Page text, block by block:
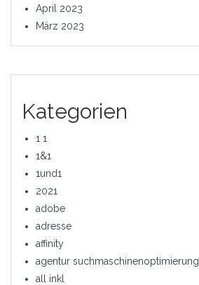
April 2023
März 2023
Kategorien
1 1
1&1
1und1
2021
adobe
adresse
affinity
agentur suchmaschinenoptimierung
all inkl